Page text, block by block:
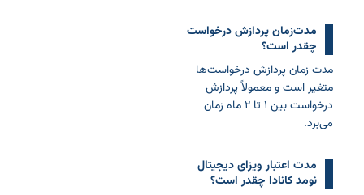
مدت‌زمان پردازش درخواست
چقدر است؟
مدت زمان پردازش درخواست‌ها
متغیر است و معمولاً پردازش
درخواست بین ۱ تا ۲ ماه زمان
می‌برد.
مدت اعتبار ویزای دیجیتال
نومد کانادا چقدر است؟